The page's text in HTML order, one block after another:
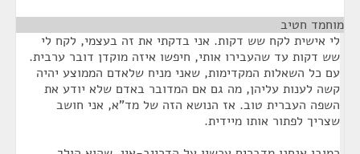
מוחמד חטיב
לי אישית לקח שש דקות. אני בדקתי את זה בעצמי, לקח לי
שש דקות עד שהעבירו אותי, חיפשו איזה מוקדן דובר ערבית.
עם כל השאלות המקדימות, שאני מניח שלאדם הממוצע יהיה
קשה לענות עליהן, מה גם אם המדובר באדם שלא יודע את
השפה העברית טוב. אז הנושא הזה של מד"א, אני חושב
שצריך לפתור אותו מיידית.